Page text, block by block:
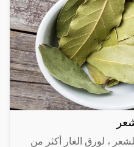
، لورق الغار أكثر من